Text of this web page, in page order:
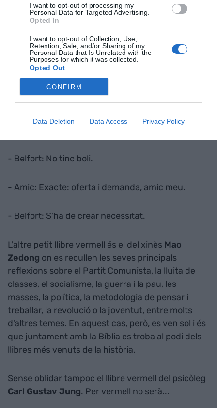
I want to opt-out of processing my
Personal Data for Targeted Advertising.
Opted In
I want to opt-out of Collection, Use,
Retention, Sale, and/or Sharing of my
Personal Data that Is Unrelated with the
Purposes for which it was collected.
Opted Out
CONFIRM
Data Deletion Data Access Privacy Policy
a aquestbreu diàlegde la pel·lícula
El lobo de Wall
Streetdirigida per
Belfort. Història viva del cinema i del manual del
bon venedor:
- Belfort: Ven-me aquest bolígraf.
- Amic: Vols que et vengui aquest bolígraf?
- Belfort: No tinc boli.
- Amic: Exacte: oferta i demanda, amic meu.
- Belfort: S'ha de crear necessitat.
L'altre petit llibre vermell és el del xinès Mao
Zedong on es recullen les seves principals
reflexions sobre el Partit Comunista, la lluita de
classes, el socialisme, la guerra i la pau, les
masses, la política, la metodologia de pensar i
treballar, la revolució o la joventut, entre molts
d'altres temes. En aquest cas, però, es ven sol i és
que juntament amb la Bíblia es troba al podi dels
llibres més venuts de la història.
Sense oblidar tampoc el llibre vermell del psicòleg
Carl Gustav Jung. Per vermell no serà...